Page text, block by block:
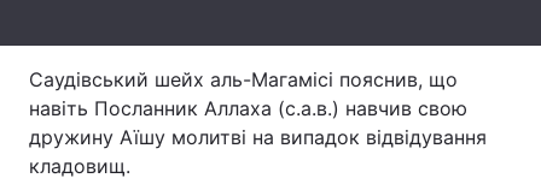
Послуги
Саудівський шейх аль-Магамісі пояснив, що
навіть Посланник Аллаха (c.а.в.) навчив свою
дружину Аїшу молитві на випадок відвідування
кладовищ.